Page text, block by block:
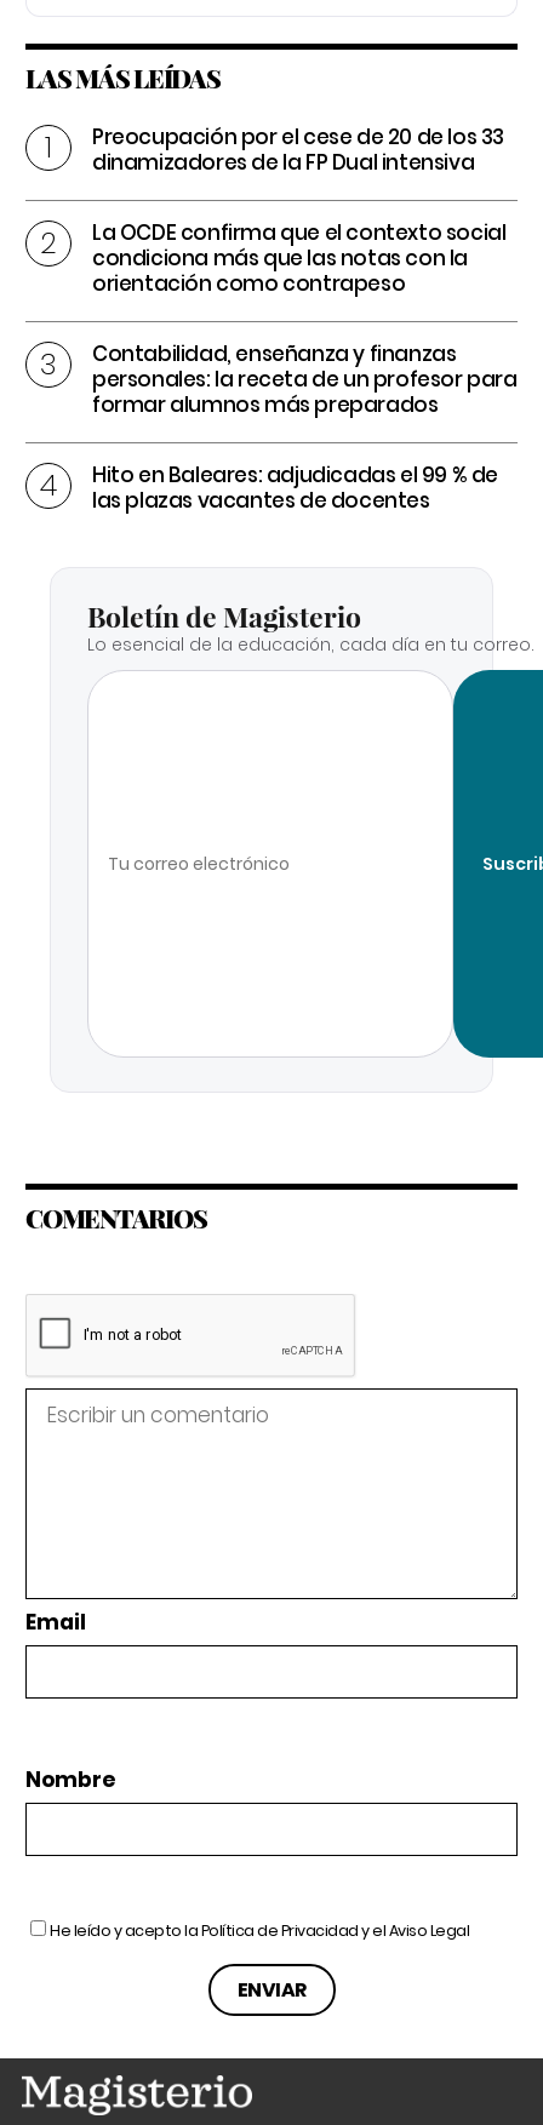
LAS MÁS LEÍDAS
Preocupación por el cese de 20 de los 33
dinamizadores de la FP Dual intensiva
La OCDE confirma que el contexto social
condiciona más que las notas con la
orientación como contrapeso
Contabilidad, enseñanza y finanzas
personales: la receta de un profesor para
formar alumnos más preparados
Hito en Baleares: adjudicadas el 99 % de
las plazas vacantes de docentes
Boletín de Magisterio
Lo esencial de la educación, cada día en tu correo.
COMENTARIOS
Email
Nombre
He leído y acepto laPolítica de Privacidady elAviso Legal